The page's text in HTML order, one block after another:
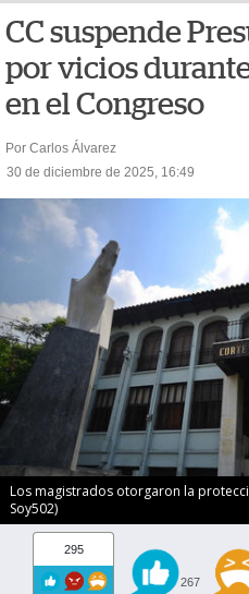
CC suspende
por vicios
en el Congreso
Por Carlos Álvarez
30 de diciembre de 2025, 16:49
Los magistrados otorgaron la
Soy502)
295
267